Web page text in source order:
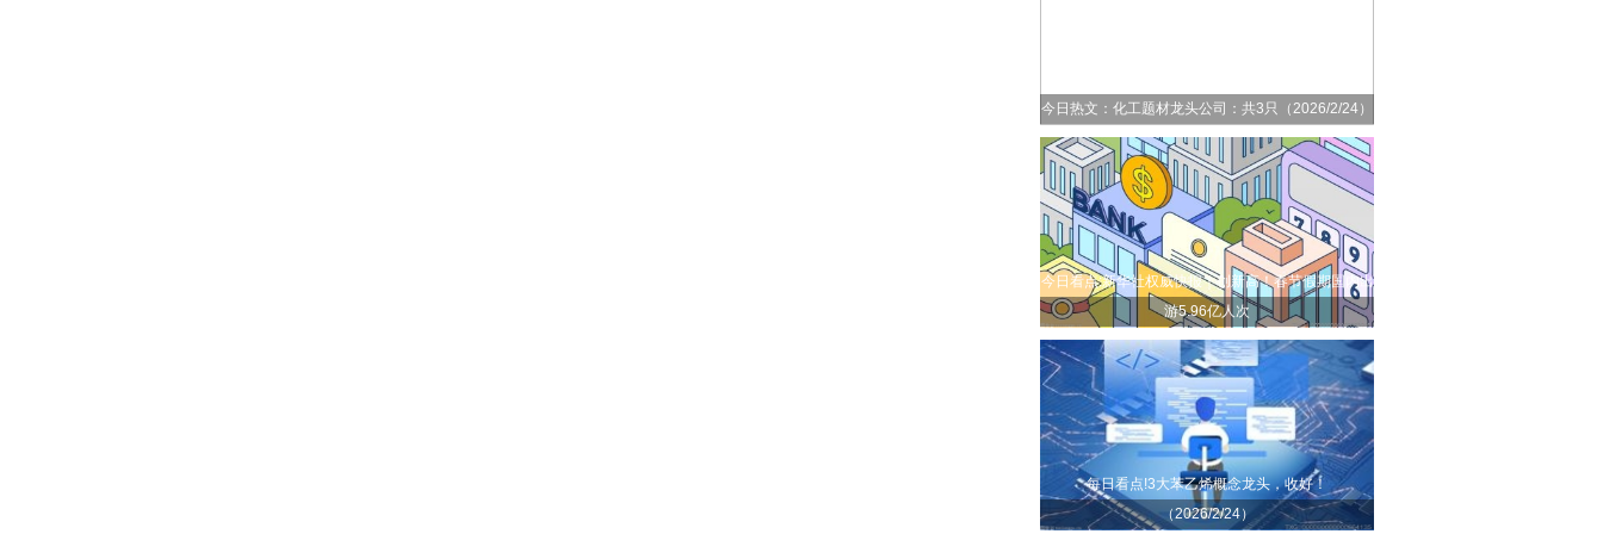
今日热文：化工题材龙头公司：共3只（2026/2/24）
今日看点:新华社权威快报｜创新高！春节假期国内出
游5.96亿人次
每日看点!3大苯乙烯概念龙头，收好！
（2026/2/24）